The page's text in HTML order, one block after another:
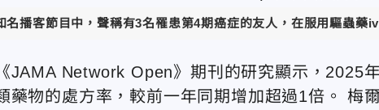
名播客節目中，聲稱有3名罹患第4期癌症的友人，在服用驅蟲
JAMA Network Open》期刊的研究顯示，2025
藥物的處方率，較前一年同期增加超過1倍。 梅